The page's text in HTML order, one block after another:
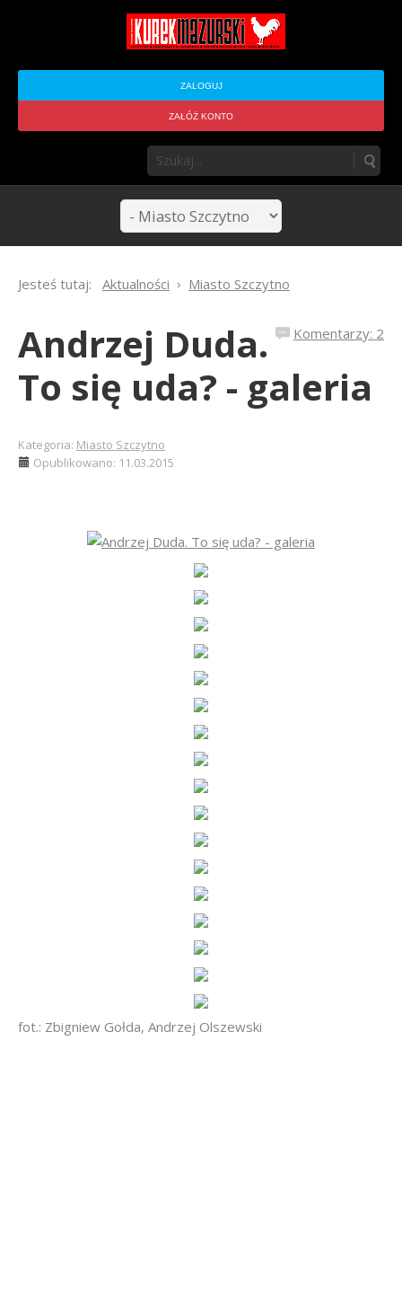
ZALOGUJ
ZAŁÓŻ KONTO
Jesteś tutaj: Aktualności Miasto Szczytno
Komentarzy: 2
Andrzej Duda.
To się uda? - galeria
Kategoria: Miasto Szczytno
Opublikowano: 11.03.2015
fot.: Zbigniew Gołda, Andrzej Olszewski